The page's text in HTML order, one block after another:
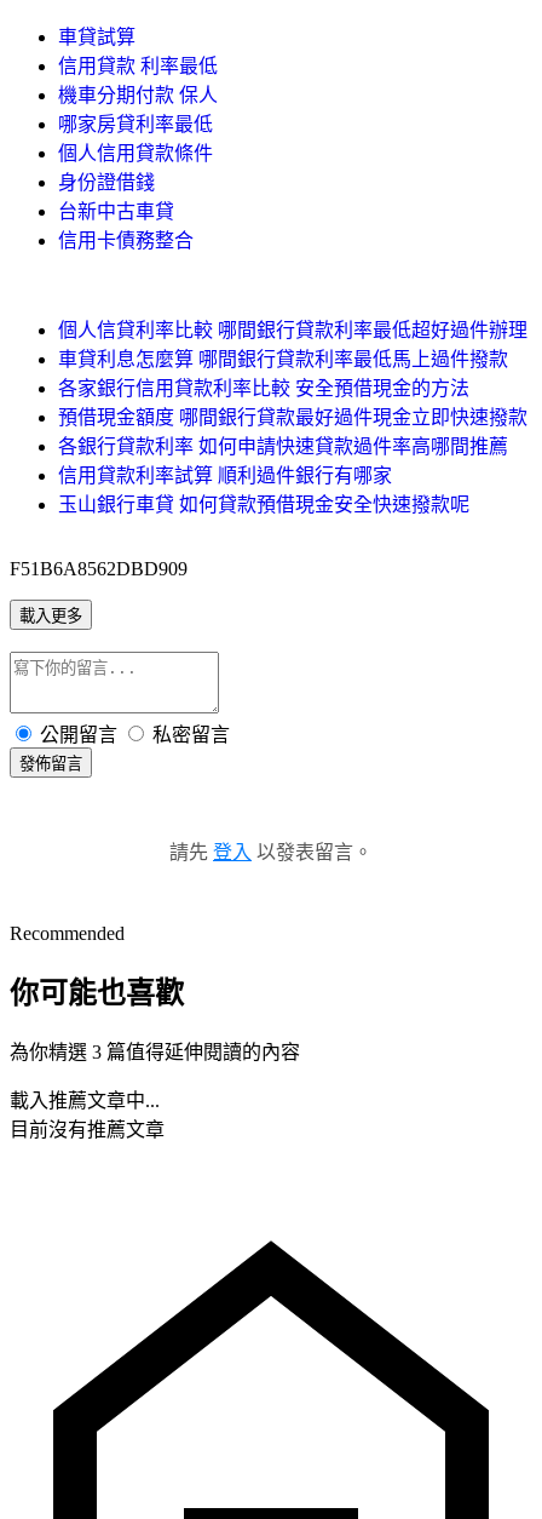
車貸試算
信用貸款 利率最低
機車分期付款 保人
哪家房貸利率最低
個人信用貸款條件
身份證借錢
台新中古車貸
信用卡債務整合
個人信貸利率比較 哪間銀行貸款利率最低超好過件辦理
車貸利息怎麼算 哪間銀行貸款利率最低馬上過件撥款
各家銀行信用貸款利率比較 安全預借現金的方法
預借現金額度 哪間銀行貸款最好過件現金立即快速撥款
各銀行貸款利率 如何申請快速貸款過件率高哪間推薦
信用貸款利率試算 順利過件銀行有哪家
玉山銀行車貸 如何貸款預借現金安全快速撥款呢
F51B6A8562DBD909
載入更多
公開留言 私密留言
發佈留言
請先 登入 以發表留言。
Recommended
你可能也喜歡
為你精選 3 篇值得延伸閱讀的內容
載入推薦文章中...
目前沒有推薦文章